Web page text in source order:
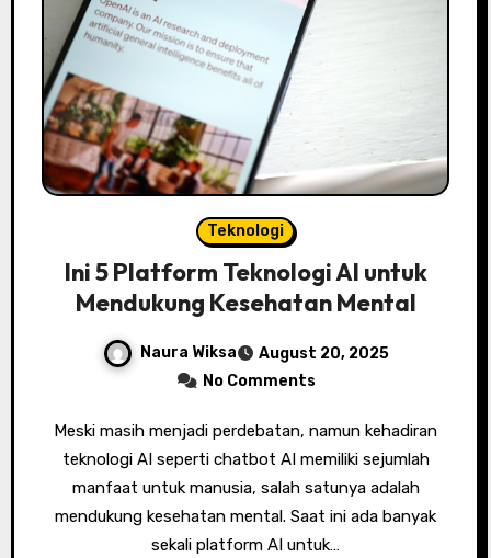
Teknologi
Ini 5 Platform Teknologi AI untuk
Mendukung Kesehatan Mental
Naura Wiksa
August 20, 2025
No Comments
Meski masih menjadi perdebatan, namun kehadiran
teknologi AI seperti chatbot AI memiliki sejumlah
manfaat untuk manusia, salah satunya adalah
mendukung kesehatan mental. Saat ini ada banyak
sekali platform AI untuk…